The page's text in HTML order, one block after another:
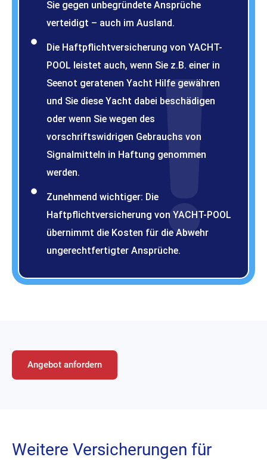
Sie gegen unbegründete Ansprüche
verteidigt – auch im Ausland.
Die Haftpflichtversicherung von YACHT-
POOL leistet auch, wenn Sie z.B. einer in
Seenot geratenen Yacht Hilfe gewähren
und Sie diese Yacht dabei beschädigen
oder wenn Sie wegen des
vorschriftswidrigen Gebrauchs von
Signalmitteln in Haftung genommen
werden.
Zunehmend wichtiger: Die
Haftpflichtversicherung von YACHT-POOL
übernimmt die Kosten für die Abwehr
ungerechtfertigter Ansprüche.
Angebot anfordern
Weitere Versicherungen für